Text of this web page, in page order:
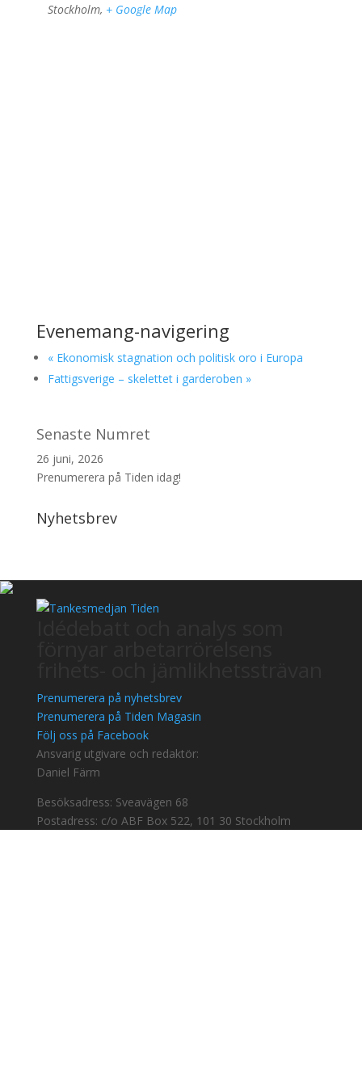
Stockholm, + Google Map
Evenemang-navigering
«Ekonomisk stagnation och politisk oro i Europa
Fattigsverige – skelettet i garderoben »
Senaste Numret
26 juni, 2026
Prenumerera på Tiden idag!
Nyhetsbrev
Prenumerera på nyhetsbrev
Prenumerera på Tiden Magasin
Följ oss på Facebook
Ansvarig utgivare och redaktör:
Daniel Färm
Besöksadress: Sveavägen 68
Postadress: c/o ABF Box 522, 101 30 Stockholm